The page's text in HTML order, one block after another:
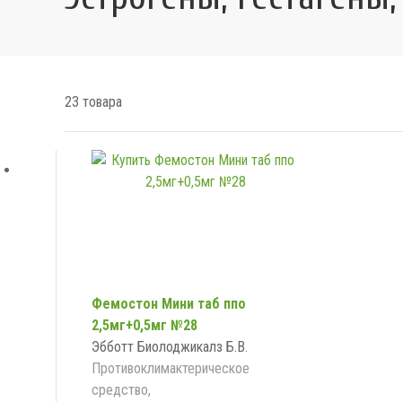
23 товара
Фемостон Мини таб ппо
2,5мг+0,5мг №28
Эбботт Биолоджикалз Б.В.
Противоклимактерическое
средство,